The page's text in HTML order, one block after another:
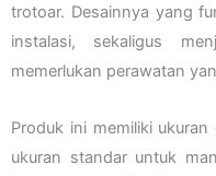
trotoar. Desainnya yang
instalasi, sekaligus
memerlukan perawatan
Produk ini memiliki
ukuran standar untuk